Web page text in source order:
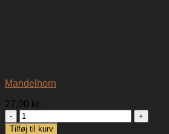
Mandelhorn
27,00 kr.
Mandelhorn
antal
Tilføj til kurv